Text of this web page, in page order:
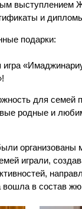
выступлением
и
подарки:
игра
для семей
родные и
организованы
играли,
вошла в состав